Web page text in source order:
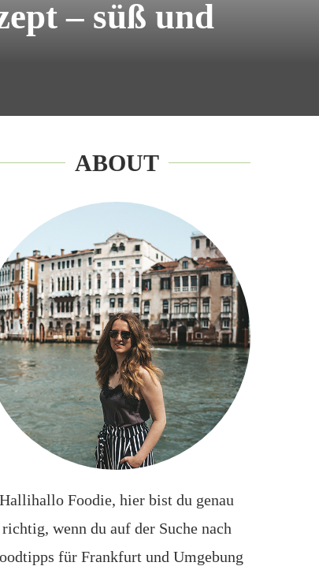
– süß und
ABOUT
Hallihallo Foodie, hier bist du genau
richtig, wenn du auf der Suche nach
für Frankfurt und Umgebung